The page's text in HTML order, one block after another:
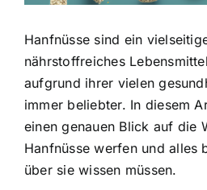
Hanfnüsse sind ein
nährstoffreiches Lebensmittel
aufgrund ihrer vielen
immer beliebter. In diesem
einen genauen Blick auf die
Hanfnüsse werfen und alles
über sie wissen müssen.